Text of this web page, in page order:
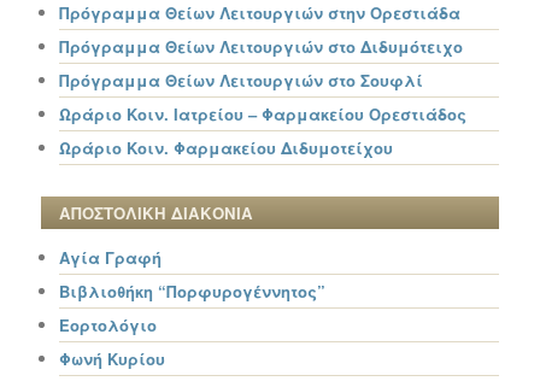
Πρόγραμμα Θείων Λειτουργιών στην Ορεστιάδα
Πρόγραμμα Θείων Λειτουργιών στο Διδυμότειχο
Πρόγραμμα Θείων Λειτουργιών στο Σουφλί
Ωράριο Κοιν. Ιατρείου – Φαρμακείου Ορεστιάδος
Ωράριο Κοιν. Φαρμακείου Διδυμοτείχου
ΑΠΟΣΤΟΛΙΚΗ ΔΙΑΚΟΝΙΑ
Αγία Γραφή
Βιβλιοθήκη “Πορφυρογέννητος”
Εορτολόγιο
Φωνή Κυρίου